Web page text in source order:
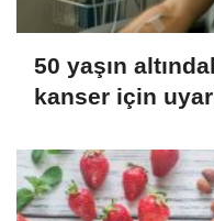
50 yaşın
kanser için